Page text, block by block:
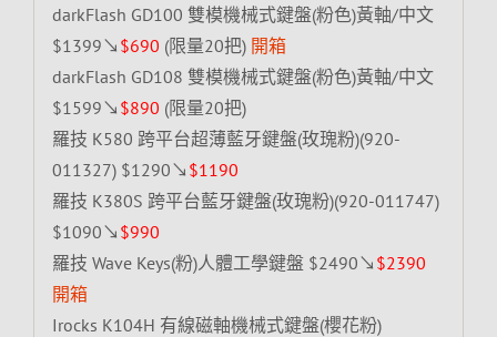
darkFlash GD100 雙模機械式鍵盤(粉色)黃軸/中文
$1399↘ $690 (限量20把) 開箱
darkFlash GD108 雙模機械式鍵盤(粉色)黃軸/中文
$1599↘ $890 (限量20把)
羅技 K580 跨平台超薄藍牙鍵盤(玫瑰粉)(920-
011327) $1290↘ $1190
羅技 K380S 跨平台藍牙鍵盤(玫瑰粉)(920-011747)
$1090↘ $990
羅技 Wave Keys(粉)人體工學鍵盤 $2490↘ $2390
開箱
Irocks K104H 有線磁軸機械式鍵盤(櫻花粉)